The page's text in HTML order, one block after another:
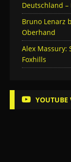
Deutschland
Bruno Lenarz
Oberhand
Alex Massury:
Foxhills
YOUTUBE